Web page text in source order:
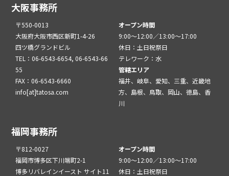
大阪事務所
〒550-0013
大阪府大阪市西区新町1-4-26
四ツ橋グランドビル
TEL：06-6543-6654, 06-6543-66
55
FAX：06-6543-6660
info[at]tatosa.com
オープン時間
9:00～12:00／13:00～17:00
休日：土日祝祭日
テレワーク：水
管轄エリア
福井、岐阜、愛知、三重、近畿地
方、島根、鳥取、岡山、徳島、香
川
福岡事務所
〒812-0027
福岡市博多区下川端町2-1
博多リバレインイースト サイト11
オープン時間
9:00～12:00／13:00～17:00
休日：土日祝祭日